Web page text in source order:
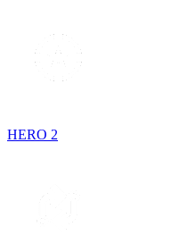
HERO 2